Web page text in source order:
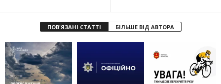
ПОВ'ЯЗАНІ СТАТТІ БІЛЬШЕ ВІД АВТОРА